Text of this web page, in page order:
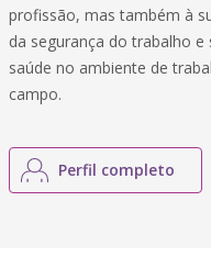
profissão, mas também à
da segurança do trabalho
saúde no ambiente de
campo.
Perfil completo